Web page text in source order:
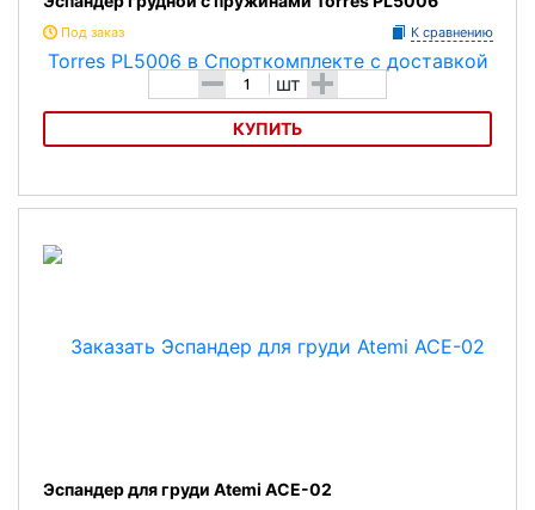
Под заказ К сравнению
- шт +
КУПИТЬ
Эспандер грудной с пружинами Torres PL5006
Эспандер для груди Atemi ACE-02